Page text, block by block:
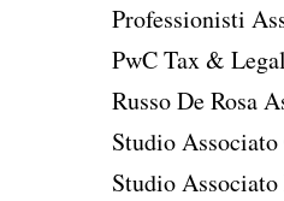
Professionisti
PwC Tax & Legal
Russo De Rosa
Studio
Studio